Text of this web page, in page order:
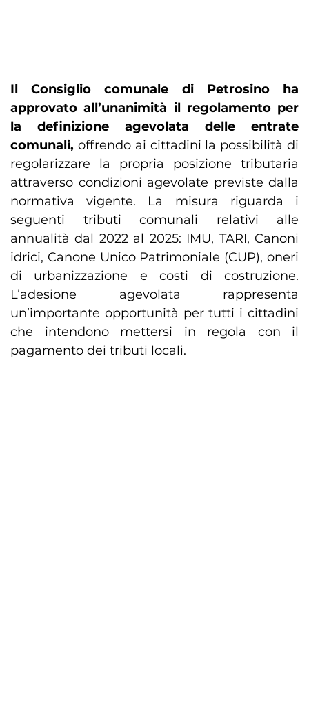
Il Consiglio comunale di Petrosino ha
approvato all’unanimità il regolamento per
la definizione agevolata delle entrate
comunali, offrendo ai cittadini la possibilità di
regolarizzare la propria posizione tributaria
attraverso condizioni agevolate previste dalla
normativa vigente. La misura riguarda i
seguenti tributi comunali relativi alle
annualità dal 2022 al 2025: IMU, TARI, Canoni
idrici, Canone Unico Patrimoniale (CUP), oneri
di urbanizzazione e costi di costruzione.
L’adesione agevolata rappresenta
un’importante opportunità per tutti i cittadini
che intendono mettersi in regola con il
pagamento dei tributi locali.